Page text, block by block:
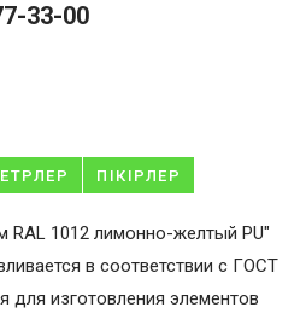
33-00
ПІКІРЛЕР
1012 лимонно-желтый PU"
в соответствии с ГОСТ
для изготовления элементов